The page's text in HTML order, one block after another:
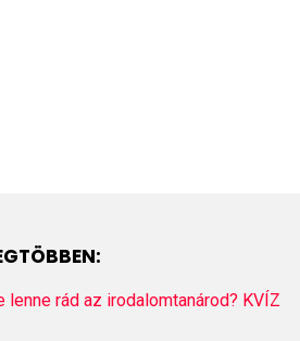
lenne rád az irodalomtanárod? KVÍZ